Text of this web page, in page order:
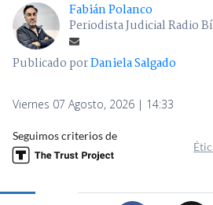
Fabián Polanco
Periodista Judicial Radio
Publicado porDaniela Salgado
Viernes 07 Agosto, 2026 | 14:33
Seguimos criterios de